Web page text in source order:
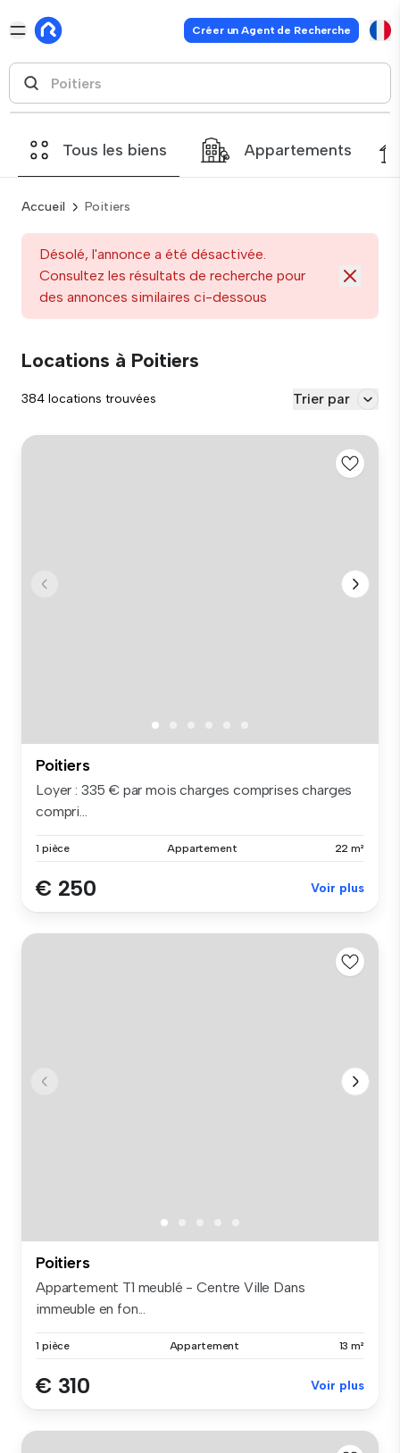
Créer un Agent de Recherche
Tous les biens Appartements
Accueil Poitiers
Désolé, l'annonce a été désactivée.
Consultez les résultats de recherche pour
des annonces similaires ci-dessous
Locations à Poitiers
384 locations trouvées Trier par
Poitiers
Loyer : 335 € par mois charges comprises charges
compri...
1 pièce Appartement 22 m²
€ 250 Voir plus
Poitiers
Appartement T1 meublé - Centre Ville Dans
immeuble en fon...
1 pièce Appartement 13 m²
€ 310 Voir plus